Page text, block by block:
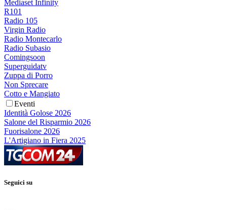
Mediaset Infinity
R101
Radio 105
Virgin Radio
Radio Montecarlo
Radio Subasio
Comingsoon
Superguidatv
Zuppa di Porro
Non Sprecare
Cotto e Mangiato
Eventi
Identità Golose 2026
Salone del Risparmio 2026
Fuorisalone 2026
L'Artigiano in Fiera 2025
Seguici su